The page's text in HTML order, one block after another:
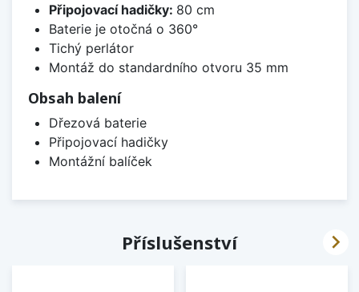
Připojovací hadičky: 80 cm
Baterie je otočná o 360°
Tichý perlátor
Montáž do standardního otvoru 35 mm
Obsah balení
Dřezová baterie
Připojovací hadičky
Montážní balíček
Příslušenství 